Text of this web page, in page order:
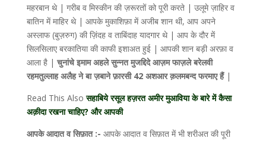
महरबान थे | गरीब व मिस्कीन की ज़रूरतों को पूरी करते | उलूमे ज़ाहिर व
बातिन में माहिर थे | आपके मुकाशिफ़ा में अजीब शान थी, आप अपने
अस्लाफ (बुज़रुग) की ज़िंदह व ताबिंदाह यादगार थे | आप के दौर में
सिलसिलाए बरकातिया की काफी इशाअत हुई | आपकी शान बड़ी अरफ़ा व
आला है | चुनांचे इमाम अहले सुन्नत मुजद्दिदे आज़म फाज़ले बरेलवी
रहमतुल्लाह अलैह ने बा ज़बाने फ़ारसी 42 अशआर क़लमबन्द फरमाए हैं|
Read This Alsoसहाबिये रसूल हज़रत अमीर मुआविया के बारे में कैसा
अक़ीदा रखना चाहिए? और आपकी
आपके आदात व सिफ़ात :- आपके आदात व सिफ़ात में भी शरीअत की पूरी